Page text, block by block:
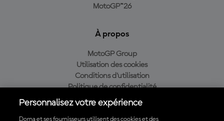
MotoGP™26
À propos
MotoGP Group
Utilisation des cookies
Conditions d'utilisation
Politique de confidentialité
Politique d’achat
Personnalisez votre expérience
Dorna et ses fournisseurs utilisent des cookies et des